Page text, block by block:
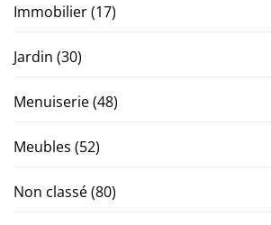
Immobilier(17)
Jardin (30)
Menuiserie(48)
Meubles (52)
Non classé(80)